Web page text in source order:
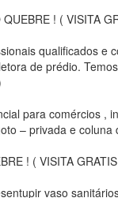
! ( VISITA
qualificados e
de prédio.
para comércios
– privada e
! ( VISITA
vaso